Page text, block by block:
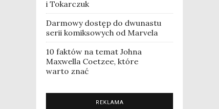
i Tokarczuk
Darmowy dostęp do dwunastu
serii komiksowych od Marvela
10 faktów na temat Johna
Maxwella Coetzee, które
warto znać
REKLAMA